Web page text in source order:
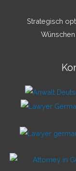
Strategisch